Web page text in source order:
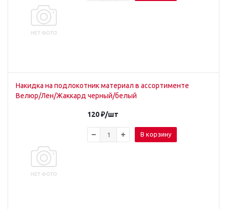
Накидка на подлокотник материал в ассортименте
Велюр/Лен/Жаккард черный/белый
120₽/шт
В корзину